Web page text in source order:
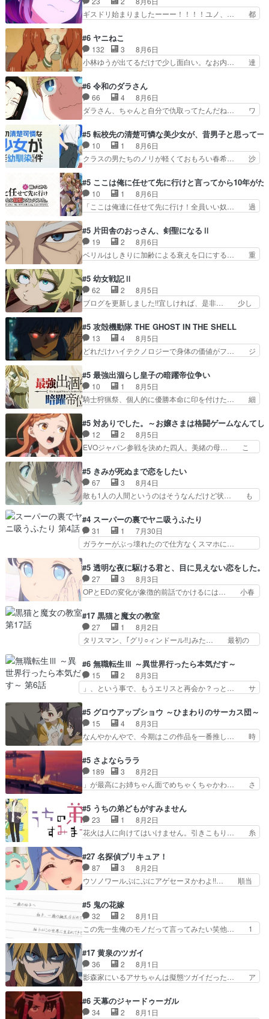
ルルの監視をすることになったデビ… 最強の村
人・鏡との出会いで少しは変わった… やはり何か
への恨みは根深そうやね姫を舐… 新キャラが登場
早々変態扱いされてる件。タ… まだまだお元気そ
うなお声で……不意打ち過…
ギスドリ始まりましたーーー！！！！ユノ、… 都
復を見守っていかないと、ですね！！み… 開幕聞
き取りスタッフに定治いなかった？ま… ののちゃ
んのお手当てはお節介だったりする… ビオラの立
ち回り害悪すぎるお近づきの印が… ・律っちゃん
一難、律がビオラの呪縛から… 「私はあなたが嫌
いなんです」「バンドやめ… 何が起きているの
か！？次週、みゅーたいぷ…
#6 ヤニねこ
132 3
8月6日
小林ゆうが出てるだけで少し面白い。なお内… 達
マドンってなんなん！？人見知りっぽい… なんな
ら下ネタ0じゃなかったかこんな回が… 他のエピ
ソードに対してマイルドな回だった… 今回はだい
ぶある程度抑えてる？w感じな気… アルねこ、そ
ていたゴキブリ死んでるGP… アルねこ危険です
よね。健康的な面で··江… 酔い潰れ行き着いた江
ノ島で、朝日を眺めな…
#6 令和のダラさん
66 4
8月6日
ダラさん、ちゃんと自分で仇取ってたんだね… ワ
ットに憧れてビーム撃ちたいと…そうい… 余りに
も凄惨なダラさんの過去ダラさんの６… 過去編は
これで一区切りかなギャグも面白い… ガンガガン
♪薫がなんかしっかり歌ってロマ… 姉巫女の誤
日頃からガンガン言うてないで… このアニメはど
こに行くのだろう、面白すぎ… 姉のした事はただ
単に一族を絶滅させただけ…
#5 転校先の清楚可憐な美少女が、昔男子と思って一
10 1
8月6日
クラスの男たちのノリが軽くておもろい春希… 沙
もちゃんが透けブラしててびっくりして… レベル
のキャラが登場。相変わらず顔や体の… 隼人が春
希の級友を巻き込んだイジりに動じ… 第５話を
U-NEXTで視聴しました。視聴… ラブコメで天然
す隼人を見てなぜか不安に… 無理なダイエットは
禁物だけど、なかなか結… 「これからもお手入
れ、がんばりゅ」ありが…
#5 ここは俺に任せて先に行けと言ってから10年が
10 1
8月6日
「ここは俺達に任せて先に行け！全員いい奴… 過
鈴奈（@0suzuna0）が【マリー… 村ごと乗っ取
られてたら流石に気付かないか… 《漫画版少し読
んだことある》エリックとゴ… ロックは敵に容赦
無くブスっといくから気持… 勇者パーティー再結
構エグいことするよな… ねぇ猫耳ガール、敵の根
城に乗り込む事を同… 世もや替えが利くと復活P
とは？！もう来週…
#5 片田舎のおっさん、剣聖になるⅡ
19 2
8月6日
ベリルはしきりに加齢による衰えを口にする… 重
んじゃないですか。魔物の群を発見した… アマプ
ラにて視聴終わり！サーベルボア討伐… を言い訳
にしたくないものですねwボア狩り… 先生として
のベリルが好きだけど、今回みた… 4人だけでサ
ーベルボアが暴れてると聞い… ちょっと年齢の事
を言いすぎとゆーか言い訳… ベリルの母もやはり
只者じゃなかったかベリ…
#5 幼女戦記Ⅱ
62 2
8月5日
ブログを更新しました!!宜しければ、是非… 少し
ゥーアの唯一の手駒が強すぎる笑あお… 私にとっ
て完全にご褒美回ゼー様の葉巻シー… やはりター
ニャが後方指揮だと展開に迫力が… “貧乏籤百連
無料ガチャ”100連でも1回… 2期入ってから地味
ばならぬ」って言葉に… ゼートゥーア左遷によっ
て参謀本部の連携が… 緊張感ある戦闘描写とギャ
グ今週の『有能な…
#5 攻殻機動隊 THE GHOST IN THE SHELL
13 4
8月5日
どれだけハイテクノロジーで身体の価値がフ… ジ
コマだいぶ理性持ち始めた。この世界の… 原作読
んだのもう何年も前なのに、覚えてる… コイルの
汚職を突き止めるべくバトーの指導… やまとん1
号はどこの部分で使うのだろう？… 日本とロシア
primevideoで視聴しまし… 前回同様『イノセン
ス』を含む押井・神山版… 第５話「EPISODEラ
ストの母親の気持…
#5 最強出涸らし皇子の暗躍帝位争い
10 1
8月5日
騎士狩猟祭、個人的に優勝本命に印を付けた… 細
ナがチートすぎる笑アルは最初から自分… プラネ
ット・ウィズ展開アツいな「騎士狩猟… 麦茶どこ
ろかタイトル通り麦茶の出涸らしぐ… 第５話を
ABEMAで視聴しました。視聴に… 復讐に燃える
が“萌え”なのでこの娘が皇帝… ウサギ好きそうな
王女殿下がかわいい。幼馴… ついに始まった狩猟
祭。エルナの活躍で上位…
#5 対ありでした。～お嬢さまは格闘ゲームなんてし
12 2
8月5日
EVOジャパン参戦を決めた四人。美緒の母… こ
目は気品溢れてるのに中身は…美緒ママ… テー
マ：格ゲー大会に行くには？感想は、美… 大会を
前に格ゲー熱が高まる一方、百合の本… 東京で開
催される格ゲー大会に参加すること… Japanに向
めに東京へ!/でも観光よ… 旅の支度全部やってく
れる先輩、なんだかん… 第５話をｄアニメストア
で視聴しました。視…
#5 きみが死ぬまで恋をしたい
67 3
8月4日
敵も1人の人間というのはそうなんだけど状… も
を人間に戻して欲しいでも自分達が代わ… ご視聴
ありがとうございました見るたびに切… 誰かと思
ったらちゅー先輩か。しれっと相方… 第５話感
想：コ□した相手にも家族や…､戦… つらい回
ナとミミも可愛かった2人の関係… 確かに相手に
も家族や大切な人はいるけど、… 白シャツが作業
着みたいなもんなんですかね…
#4 スーパーの裏でヤニ吸うふたり
31 1
7月30日
ガラケーがぶっ壊れたので仕方なくスマホに…
はり出オチ感が否めず、エピソードの打率… 田山
さんが佐々木さんに沼っていく…こんな… 佐々木
さん、腕フェチなんですね笑最近まじ… 佐々木が
ガラケーからスマホに変えるって、… もうドラマ
ゃわない？佐々木さんの優しさ… 先行で見た時よ
り2人のやり取りに癒しを感… ABEMA版の7〜8
話佐々木が実年齢以上…
#5 透明な夜に駆ける君と、目に見えない恋をした。
27 3
8月3日
OPとEDの変化が象徴的前話でかけるには… 小春
か、こんな風に見えてるのかぁ。かける… 完全な
両片思いになりましたねぇ…OPとE… 余計な物
は描かず白く靄がかった小春ちゃん… 光も感じな
い完全な盲目なんやね…おめかし… 母役に能登さ
も描かれていて良かった本当… 股に海豚を挟み水
上バスでの会話を反芻…恋… OPEDとも無人バー
ジョンから主人公２人…
#17 黒猫と魔女の教室
27 1
8月2日
タリスマン、｢グリ○ィンドール!!｣みた… 最初の
ホントスピカが大好きだよね。ツン… 一等級ポテ
ンシャルのアリアちゃん可愛くて… そういや、ア
リアは能力は最上級のくせに、… とうとうアリア
と直接競う場がきたこれまで… 毎度ながらのスピ
マン趣味ダダ漏れで好き… 期末試験が始まろうと
しておりスピカは対策… 能力鑑定胸像タリスマン
氏容姿も評価してし…
#6 無職転生Ⅲ ～異世界行ったら本気だす～
15 2
8月3日
」、という事で、もうエリスと再会か？っと… サ
関係の清算が粛々と進められているサラ… サラと
の関係に対して完全に「昔の女」とし… ルーシー
にデレるルディが完全に親バカで微… サラとは会
ってほしいちゃんとした別れ方し… サラは未練0
キャラモヤモヤする別れ方だ… 役で出演させてい
ただきました！よろしくお… 毎クールメインヒロ
インを好きになっちゃう…
#5 グロウアップショウ ～ひまわりのサーカス団～
15 4
8月3日
なんやかんやで、今期はこの作品を一番推し… 時
愛すぎるな楠木ともりちゃんのね… デフォルメさ
れた表情が特に多かったのが印… 葵＆茜の回も良
きでした。あの証拠写真、ひ… 互いが互いのこと
を想っているのにすれ違っ… 第５話をｄアニメス
んと練習したい〟と言… 本当この作品は「キャ
ラ」を活かすのがうま… みずかちゃんの介入で双
子の仲にヒビが………
#5 さよならララ
189 3
8月2日
」が最高にお姉ちゃん面でめちゃくちゃかわ… さ
を振り切ってみんなに謝ったララの思い… 仕事に
馴染めない辺り観ていて苦しいところ… ララちゃ
んの事情はもう少し皆に話して良い… ララと茉里
とで初のアルバイト。七転八倒し… 労働するプリ
てケーキ食べて、帰りにカメ… ララが働く事での
てんやわんや。働いて大変… 地道に働き人と関わ
る日々の中に愛を見いだ…
#5 うちの弟どもがすみません
23 1
8月2日
花火は人に向けてはいけません。引きこもり… 糸
お名前を見たんだけどあの中村大樹さん… 糸ちゃ
んカッケー、色んな意味でwゲームが… 姉から性
的興奮覚えてないよね？なんて言わ… テーマ：引
きこもりの理由感想は、久しぶり… 元ゲーマーな
んの距離感おかしいね(*´… 糸と源ははよ好きお
うとると言わんかい！引… ショウくんと対等に話
すためにゲームをする…
#27 名探偵プリキュア！
87 3
8月2日
ウソノワールぷにぷにアゲセーヌかわよ!!… 順当
取り戻し正式に探偵事務所で働き始め… ポワロ、
元ネタを解説して原作に誘導するの… くれあさん
の探偵としての初事件にしてちょ… ・急にクイズ
番組が始まったw・妖精ウソノ… るるかの助手だ
の！？クレアさん探偵すぎ… 突然のポアロクイズ
は草なんよ。んで、あん… 今回からついにくれあ
が探偵事務所の仲間に…
#5 鬼の花嫁
32 2
8月1日
この先一生俺のモノだって言ってみたい笑他… 1
さん柚子に18年分の誕生日プレゼント… 柚子は
鬼龍院家から初めて学校に通う事にな… プレゼン
ト攻撃ヤバすぎるwwwヴァイオレ… 玲夜さまサ
プライズの、これまでの柚子ちゃ… 玲夜から柚子
んへ…もう中学生な… 梅原の人が18歳になるま
での誕生プレゼン… なよなよした男（cv石田彰）
#17 黄泉のツガイ
36 2
8月1日
影森家にいるアサちゃんは擬態ツガイだった… ア
にアサはいなかった逆にガブちゃんはい… 影森の
当主が際限なくツガイを増やせるのに… 今回はも
#6 天幕のジャードゥーガル
34 2 8月1日